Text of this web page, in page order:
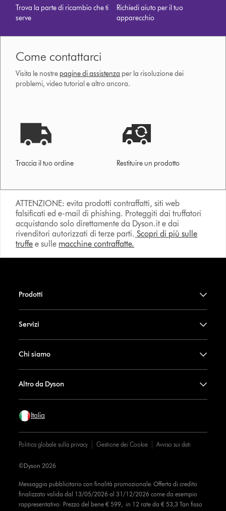
Trova la parte di ricambio che ti
serve
Richiedi aiuto per il tuo
apparecchio
Come contattarci
Visita le nostre pagine di assistenza per la risoluzione dei
problemi, video tutorial e altro ancora.
Traccia il tuo ordine Restituire un prodotto
ATTENZIONE: evita prodotti contraffatti, siti web
falsificati ed e-mail di phishing. Proteggiti dai truffatori
acquistando solo direttamente da Dyson.it e dai
rivenditori autorizzati di terze parti. Scopri di più sulle
truffe e sulle macchine contraffatte.
Prodotti
Servizi
Chi siamo
Altro da Dyson
Italia
Politica globale sulla privacy Gestione dei Cookie Avviso sui dati
Messaggio pubblicitario con finalità promozionale. Offerta di credito
finalizzato valida dal 13/05/2026 al 31/12/2026 come da esempio
rappresentativo: Prezzo del bene € 599, in 12 rate da € 53,3 Tan fisso
©Dyson 2026